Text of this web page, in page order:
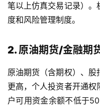
笔以上仿真交易记录）。
度和风险管理制度。
2. 原油期货/金融期
原油期货（含期权）、
更高，个人投资者开通
户可用资金余额不低于